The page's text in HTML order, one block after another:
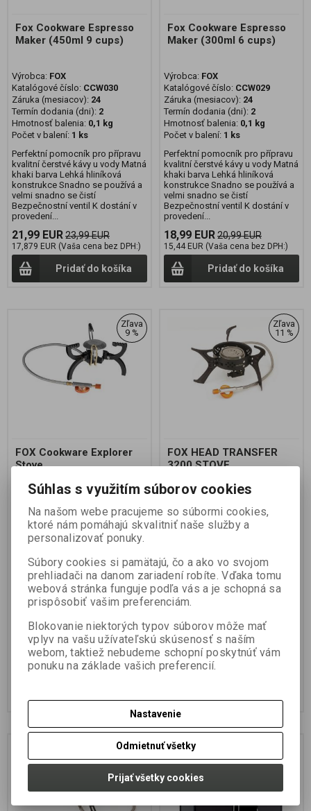
Fox Cookware Espresso
Maker (450ml 9 cups)
Výrobca: FOX
Katalógové číslo: CCW030
Záruka (mesiacov): 24
Termín dodania (dni): 2
Hmotnosť balenia: 0,1 kg
Počet v balení: 1 ks
Perfektní pomocník pro přípravu
kvalitní čerstvé kávy u vody Matná
khaki barva Lehká hliníková
konstrukce Snadno se používá a
velmi snadno se čistí
Bezpečnostní ventil K dostání v
provedení...
21,99 EUR23,99 EUR
17,879 EUR (Vaša cena bez DPH:)
Pridať do košíka
Fox Cookware Espresso
Maker (300ml 6 cups)
Výrobca: FOX
Katalógové číslo: CCW029
Záruka (mesiacov): 24
Termín dodania (dni): 2
Hmotnosť balenia: 0,1 kg
Počet v balení: 1 ks
Perfektní pomocník pro přípravu
kvalitní čerstvé kávy u vody Matná
khaki barva Lehká hliníková
konstrukce Snadno se používá a
velmi snadno se čistí
Bezpečnostní ventil K dostání v
provedení...
18,99 EUR20,99 EUR
15,44 EUR (Vaša cena bez DPH:)
Pridať do košíka
Zľava
9 %
FOX Cookware Explorer
Stove
Katalógové číslo:CCW018
Záruka (mesiacov):24
Termín dodania (dni):2
Počet v balení:1 ks
Kompaktní vařič, který můžete
uložit v naší konvici Fox Kettle
Konstrukce se skládá ze tří noh a
hadice pro připojení k plynové
kartuši pro lepší stabilitu
Předehřívací hadice Výkon
2400W...
48,99 EUR53,99 EUR
39,83 EUR (Vaša cena bez DPH:)
Zľava
11 %
FOX HEAD TRANSFER
3200 STOVE
Katalógové číslo:CCW011
Záruka (mesiacov): 24
Počet v balení:1 ks
57,99 EUR 64,99 EUR
47,147 EUR (Vaša cena bez DPH:)
Zľava
10 %
11 %
Súhlas s využitím súborov cookies
Na našom webe pracujeme so súbormi cookies,
ktoré nám pomáhajú skvalitniť naše služby a
personalizovať ponuky.
Súbory cookies si pamätajú, čo a ako vo svojom
prehliadači na danom zariadení robíte. Vďaka tomu
webová stránka funguje podľa vás a je schopná sa
prispôsobiť vašim preferenciám.
Blokovanie niektorých typov súborov môže mať
vplyv na vašu užívateľskú skúsenosť s naším
webom, taktiež nebudeme schopní poskytnúť vám
ponuku na základe vašich preferencií.
Nastavenie
Odmietnuť všetky
Prijať všetky cookies